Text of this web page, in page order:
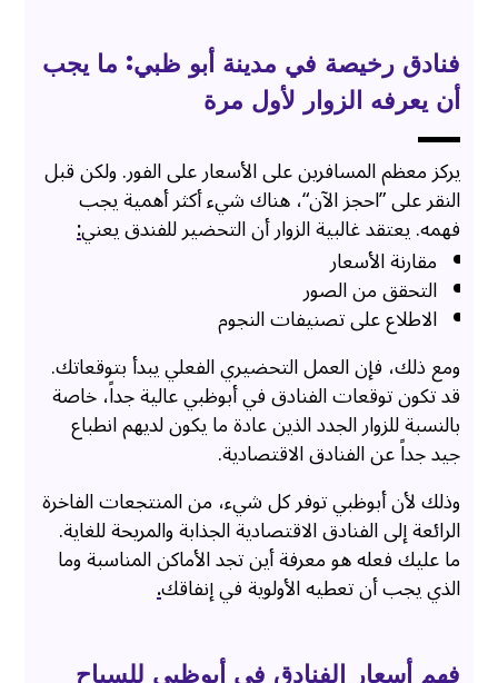
فنادق رخيصة في مدينة أبو ظبي: ما يجب
أن يعرفه الزوار لأول مرة
يركز معظم المسافرين على الأسعار على الفور. ولكن قبل
النقر على ”احجز الآن“، هناك شيء أكثر أهمية يجب
فهمه. يعتقد غالبية الزوار أن التحضير للفندق يعني:
مقارنة الأسعار
التحقق من الصور
الاطلاع على تصنيفات النجوم
ومع ذلك، فإن العمل التحضيري الفعلي يبدأ بتوقعاتك.
قد تكون توقعات الفنادق في أبوظبي عالية جداً، خاصة
بالنسبة للزوار الجدد الذين عادة ما يكون لديهم انطباع
جيد جداً عن الفنادق الاقتصادية.
وذلك لأن أبوظبي توفر كل شيء، من المنتجعات الفاخرة
الرائعة إلى الفنادق الاقتصادية الجذابة والمريحة للغاية.
ما عليك فعله هو معرفة أين تجد الأماكن المناسبة وما
الذي يجب أن تعطيه الأولوية في إنفاقك.
فهم أسعار الفنادق في أبوظبي للسياح